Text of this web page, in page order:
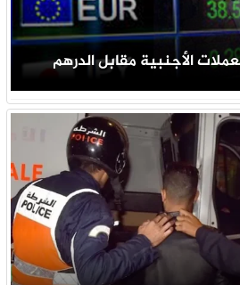
الأجنبية مقابل الدرهم